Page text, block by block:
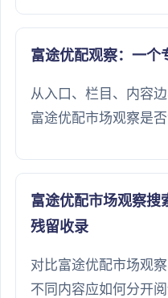
富途优配观察：一个
从入口、栏目、内容
富途优配市场观察是否
富途优配市场观察搜
残留收录
对比富途优配市场观
不同内容应如何分开阅